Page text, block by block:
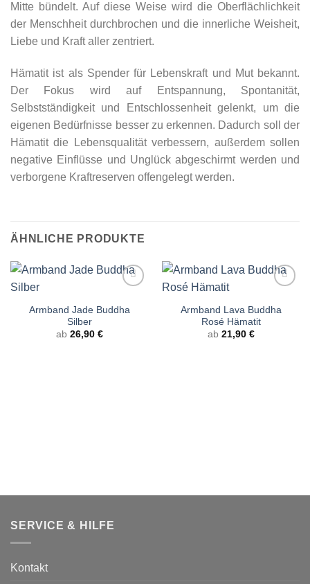
Mitte bündelt. Auf diese Weise wird die Oberflächlichkeit
der Menschheit durchbrochen und die innerliche Weisheit,
Liebe und Kraft aller zentriert.
Hämatit ist als Spender für Lebenskraft und Mut bekannt.
Der Fokus wird auf Entspannung, Spontanität,
Selbstständigkeit und Entschlossenheit gelenkt, um die
eigenen Bedürfnisse besser zu erkennen. Dadurch soll der
Hämatit die Lebensqualität verbessern, außerdem sollen
negative Einflüsse und Unglück abgeschirmt werden und
verborgene Kraftreserven offengelegt werden.
ÄHNLICHE PRODUKTE
Armband Jade Buddha
Silber
ab 26,90 €
Armband Lava Buddha
Rosé Hämatit
ab 21,90 €
SERVICE & HILFE
Kontakt